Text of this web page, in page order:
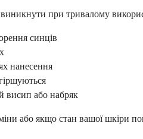
при тривалому
синців
нанесення
висип або набряк
або якщо стан вашої шкіри